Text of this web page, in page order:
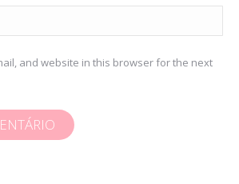
and website in this browser for the next